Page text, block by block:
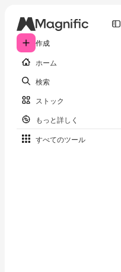
作成
ホーム
検索
ストック
もっと詳しく
すべてのツール